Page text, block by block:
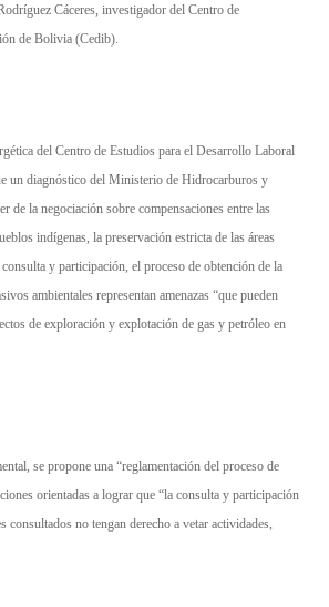
Cáceres, investigador del Centro de
de Bolivia (Cedib).
del Centro de Estudios para el Desarrollo Laboral
un diagnóstico del Ministerio de Hidrocarburos y
de la negociación sobre compensaciones entre las
indígenas, la preservación estricta de las áreas
y participación, el proceso de obtención de la
ambientales representan amenazas “que pueden
de exploración y explotación de gas y petróleo en
se propone una “reglamentación del proceso de
orientadas a lograr que “la consulta y participación
consultados no tengan derecho a vetar actividades,